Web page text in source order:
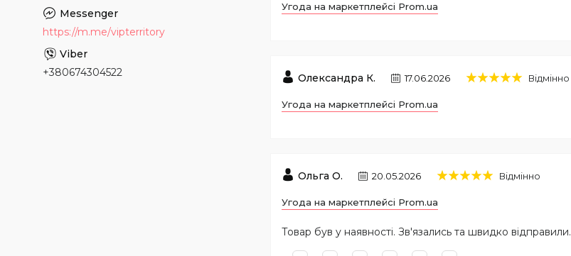
Угода на маркетплейсі Prom.ua
Олександра К. 17.06.2026 Відмінно
Угода на маркетплейсі Prom.ua
Ольга О. 20.05.2026 Відмінно
Угода на маркетплейсі Prom.ua
Товар був у наявності. Зв'язались та швидко відправили.
https://m.me/vipterritory
+380674304522